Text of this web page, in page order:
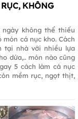
KHÔNG
không thể thiếu
cá nục kho. Cách
tại nhà với nhiều lựa
dứa,.. món nào cũng
5 cách làm cá nục
mềm rục, ngọt thịt,